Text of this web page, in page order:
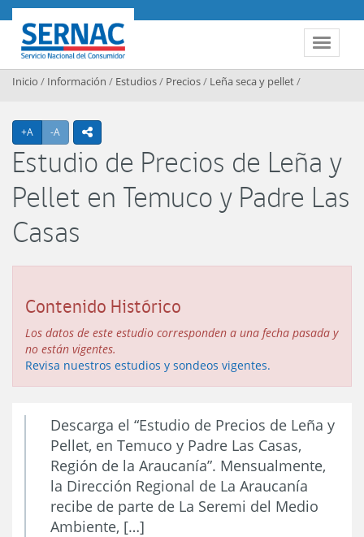
Contenido principal
Toggle
SERNAC
Inicio / Información / Estudios/ Precios/ Leña seca y pellet/
+A Agrandar texto
-A Achicar textoicono compartir
Estudio de Precios de Leña y
Pellet en Temuco y Padre Las
Casas
Contenido Histórico
Los datos de este estudio corresponden a una fecha pasada y
no están vigentes.
Revisa nuestros estudios y sondeos vigentes.
Descarga el “Estudio de Precios de Leña y
Pellet, en Temuco y Padre Las Casas,
Región de la Araucanía”. Mensualmente,
la Dirección Regional de La Araucanía
recibe de parte de La Seremi del Medio
Ambiente, […]